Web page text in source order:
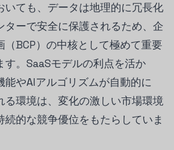
いても、データは地理的に冗長化
ターで安全に保護されるため、企
（BCP）の中核として極めて重要
す。SaaSモデルの利点を活か
能やAIアルゴリズムが自動的に
る環境は、変化の激しい市場環境
続的な競争優位をもたらしていま